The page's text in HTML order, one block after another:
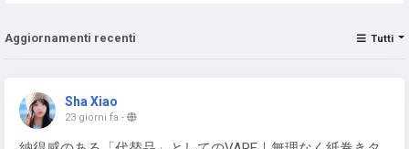
Aggiornamenti recenti Tutti
Sha Xiao
23 giorni fa -